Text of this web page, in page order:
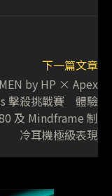
下一篇文章
by HP × Apex
擊殺挑戰賽 體驗
及 Mindframe 制
冷耳機極級表現